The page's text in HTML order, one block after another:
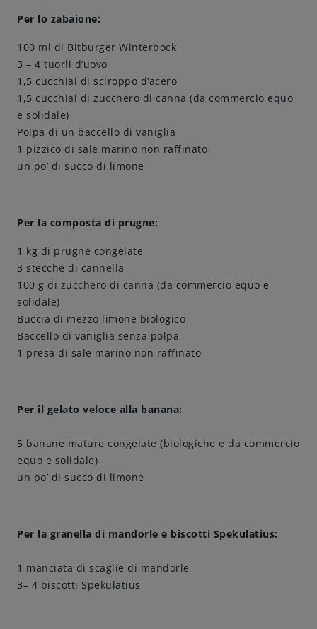
Persone
Birrificio
Impegni
Per lo zabaione:
100 ml di Bitburger Winterbock
3 – 4 tuorli d’uovo
1,5 cucchiai di sciroppo d’acero
1,5 cucchiai di zucchero di canna (da commercio equo
e solidale)
Polpa di un baccello di vaniglia
1 pizzico di sale marino non raffinato
un po’ di succo di limone
Per la composta di prugne:
1 kg di prugne congelate
3 stecche di cannella
100 g di zucchero di canna (da commercio equo e
solidale)
Buccia di mezzo limone biologico
Baccello di vaniglia senza polpa
1 presa di sale marino non raffinato
Per il gelato veloce alla banana:
5 banane mature congelate (biologiche e da commercio
equo e solidale)
un po’ di succo di limone
Per la granella di mandorle e biscotti Spekulatius:
1 manciata di scaglie di mandorle
3– 4 biscotti Spekulatius